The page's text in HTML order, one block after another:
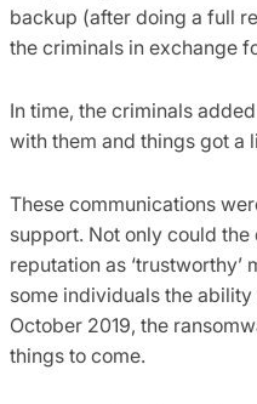
backup (after doing a full
the criminals in exchange
In time, the criminals
with them and things got a
These communications
support. Not only could
reputation as
some individuals the
October 2019, the
things to come.